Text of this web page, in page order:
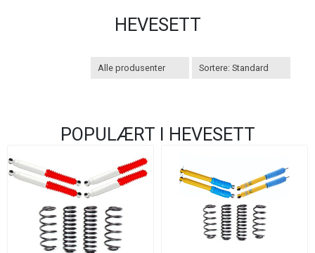
HEVESETT
POPULÆRT I HEVESETT